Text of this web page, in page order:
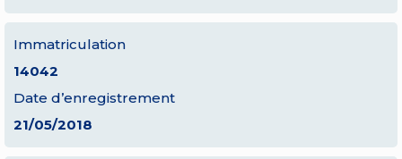
Immatriculation
14042
Date d’enregistrement
21/05/2018